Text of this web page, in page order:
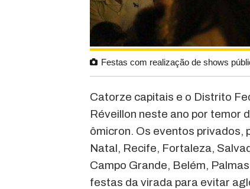
Festas com realização de shows
Catorze capitais e o Distrito
Réveillon neste ano por temor
ômicron. Os eventos privados,
Natal, Recife, Fortaleza,
Campo Grande, Belém,
festas da virada para evitar